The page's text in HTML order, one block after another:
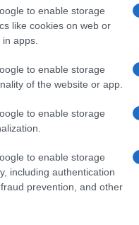
to enable storage
like cookies on web or
apps.
to enable storage
of the website or app.
to enable storage
to enable storage
including authentication
prevention, and other
con
rigido in un tennis
Conforti
è un analista tattico
e clip in racconti social.
la rimonta al box
Grande Torino: da